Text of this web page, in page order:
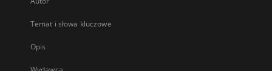
Temat i słowa kluczowe
Opis